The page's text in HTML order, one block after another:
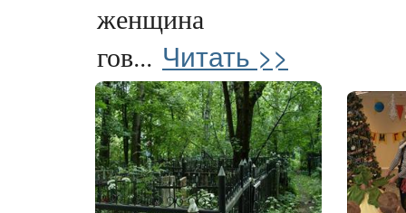
женщина
гов... Читать >>